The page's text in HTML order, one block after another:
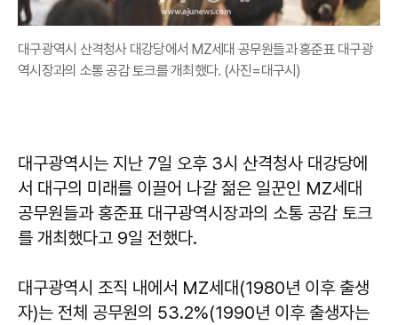
대구광역시 산격청사 대강당에서 MZ세대 공무원들과 홍준표 대구광
역시장과의 소통 공감 토크를 개최했다. (사진=대구시)
대구광역시는 지난 7일 오후 3시 산격청사 대강당에
서 대구의 미래를 이끌어 나갈 젊은 일꾼인 MZ세대
공무원들과 홍준표 대구광역시장과의 소통 공감 토크
를 개최했다고 9일 전했다.
대구광역시 조직 내에서 MZ세대(1980년 이후 출생
자)는 전체 공무원의 53.2%(1990년 이후 출생자는